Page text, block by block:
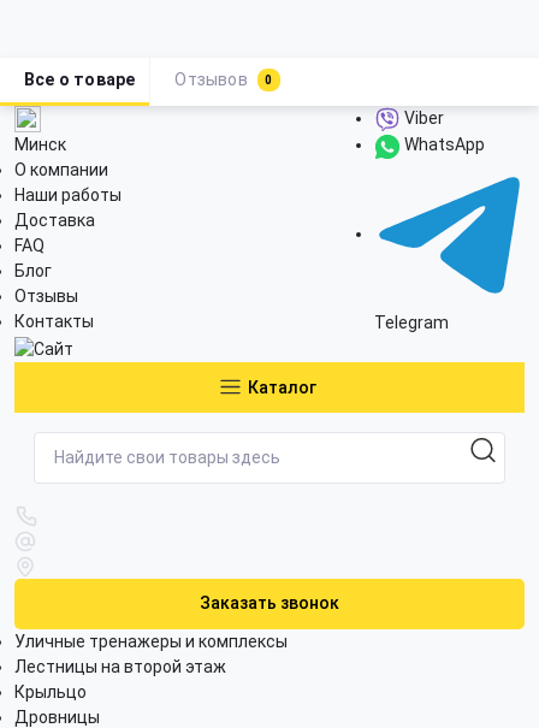
Минск
О компании
Наши работы
Доставка
FAQ
Блог
Отзывы
Контакты
Viber
WhatsApp
Telegram
Каталог
Заказать звонок
Уличные тренажеры и комплексы
Лестницы на второй этаж
Крыльцо
Дровницы
Все о товаре Отзывов 0